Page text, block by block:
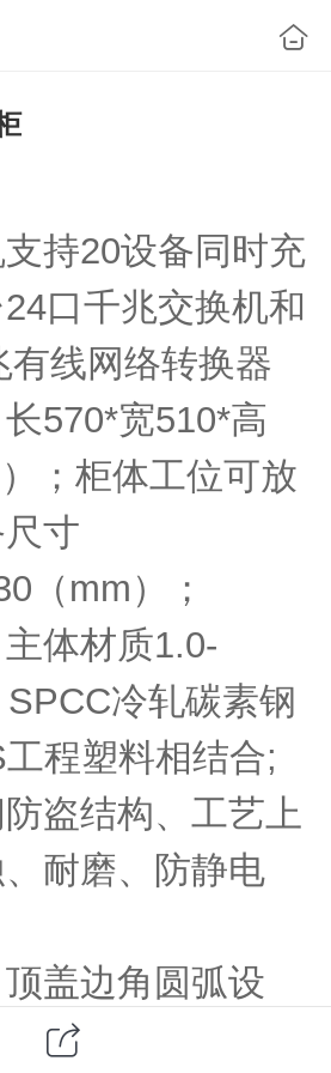
持20设备同时充
口千兆交换机和
有线网络转换器
570*宽510*高
；柜体工位可放
寸
（mm）；
体材质1.0-
冷轧碳素钢
程塑料相结合;
盗结构、工艺上
耐磨、防静电
盖边角圆弧设
采用黑白相间的